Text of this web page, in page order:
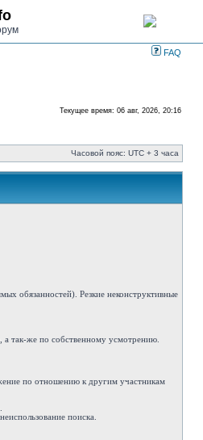
FAQ
Текущее время: 06 авг, 2026, 20:16
Часовой пояс: UTC + 3 часа
обязанностей). Резкие неконструктивные
а так-же по собственному усмотрению.
по отношению к другим участникам
поиска.